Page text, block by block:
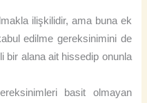
ilişkilidir, ama buna ek
edilme gereksinimini de
bir alana ait hissedip onunla
basit olmayan